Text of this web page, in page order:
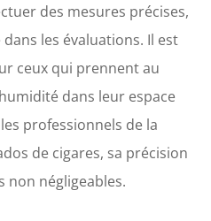
des mesures précises,
les évaluations. Il est
ceux qui prennent au
dans leur espace
professionnels de la
de cigares, sa précision
non négligeables.